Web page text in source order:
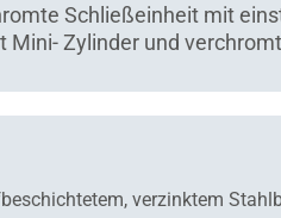
Schließeinheit mit
Mini- Zylinder und
verzinktem